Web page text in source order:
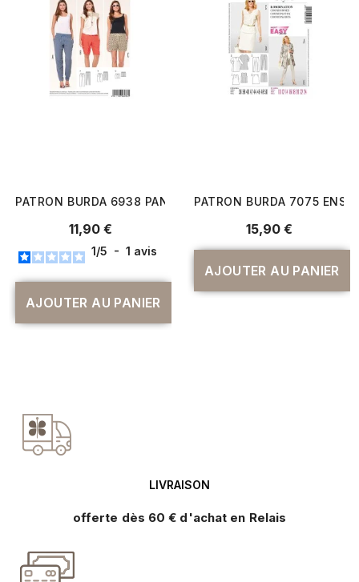
PATRON BURDA 6938 PANTALON ET SHORTS
Prix
11,90 €
1/5 - 1 avis
AJOUTER AU PANIER
PATRON BURDA 7075
Prix
15,90 €
AJOUTER AU PANIER
LIVRAISON
offerte dès 60 € d'achat en Relais